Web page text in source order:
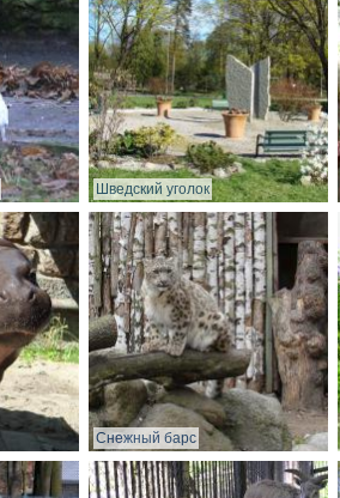
Шведский уголок
Снежный барс